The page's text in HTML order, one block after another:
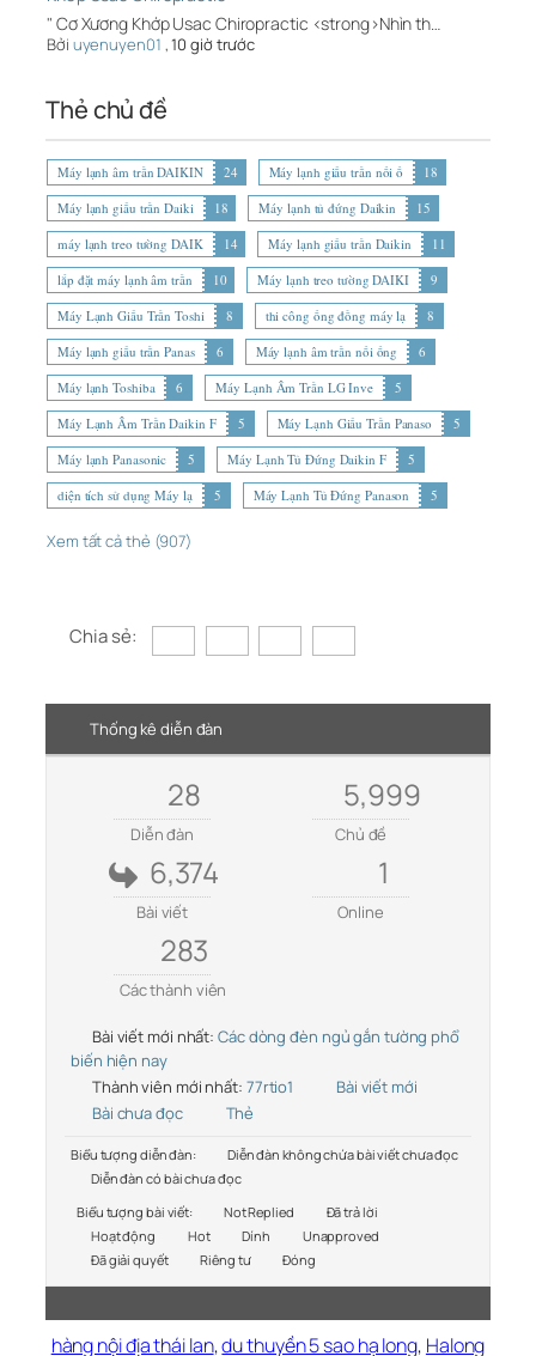
" Cơ Xương Khớp Usac Chiropractic <strong>Nhìn th…
Bởi uyenuyen01 ,10 giờ trước
Thẻ chủ đề
Máy lạnh âm trần DAIKIN 24 Máy lạnh giấu trần nối ố
18
Máy lạnh giấu trần Daiki
18 Máy lạnh tủ đứng Daikin
15
máy lạnh treo tường DAIK
14 Máy lạnh giấu trần Daikin
11
lắp đặt máy lạnh âm trần
10 Máy lạnh treo tường DAIKI
9
Máy Lạnh Giấu Trần Toshi
8 thi công ống đồng máy lạ
8
Máy lạnh giấu trần Panas
6 Máy lạnh âm trần nối ống
6
Máy lạnh Toshiba
6 Máy Lạnh Âm Trần LG Inve
5
Máy Lạnh Âm Trần Daikin F
5 Máy Lạnh Giấu Trần Panaso
5
Máy lạnh Panasonic
5 Máy Lạnh Tủ Đứng Daikin F
5
diện tích sử dụng Máy lạ
5 Máy Lạnh Tủ Đứng Panason 5
Xem tất cả thẻ (907)
Chia sẻ:
Thống kê diễn đàn
28
Diễn đàn
5,999
Chủ đề
6,374
Bài viết
1
Online
283
Các thành viên
Bài viết mới nhất: Các dòng đèn ngủ gắn tường phổ
biến hiện nay
Thành viên mới nhất: 77rtio1
Bài viết mới
Bài chưa đọc
Thẻ
Biểu tượng diễn đàn:
Diễn đàn không chứa bài viết chưa đọc
Diễn đàn có bài chưa đọc
Biểu tượng bài viết:
Not Replied
Đã trả lời
Hoạt động
Hot Dính
Unapproved
Đã giải quyết
Riêng tư Đóng
hàng nội địa thái lan,du thuyền 5 sao hạ long, Halong